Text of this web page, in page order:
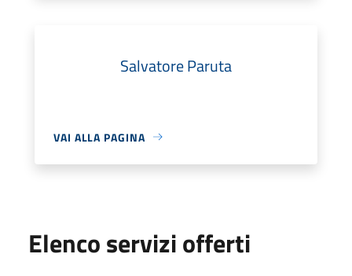
Salvatore Paruta
VAI ALLA PAGINA
Elenco servizi offerti